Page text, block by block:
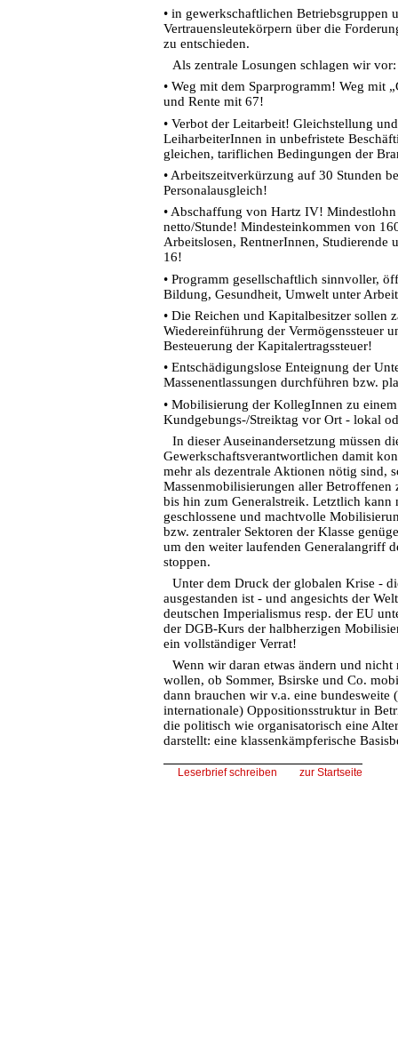
• in gewerkschaftlichen Betriebsgruppen
Vertrauensleutekörpern über die
zu entschieden.
Als zentrale Losungen schlagen wir vor:
• Weg mit dem Sparprogramm! Weg mit
und Rente mit 67!
• Verbot der Leitarbeit! Gleichstellung
LeiharbeiterInnen in unbefristete
gleichen, tariflichen Bedingungen der
• Arbeitszeitverkürzung auf 30 Stunden
Personalausgleich!
• Abschaffung von Hartz IV!
netto/Stunde! Mindesteinkommen von
Arbeitslosen, RentnerInnen, Studierende
16!
• Programm gesellschaftlich sinnvoller,
Bildung, Gesundheit, Umwelt unter
• Die Reichen und Kapitalbesitzer sollen
Wiedereinführung der Vermögenssteuer
Besteuerung der Kapitalertragssteuer!
• Entschädigungslose Enteignung der
Massenentlassungen durchführen bzw.
• Mobilisierung der KollegInnen zu
Kundgebungs-/Streiktag vor Ort - lokal
In dieser Auseinandersetzung müssen
Gewerkschaftsverantwortlichen damit
mehr als dezentrale Aktionen nötig sind,
Massenmobilisierungen aller
bis hin zum Generalstreik. Letztlich kann
geschlossene und machtvolle
bzw. zentraler Sektoren der Klasse
um den weiter laufenden Generalangriff
stoppen.
Unter dem Druck der globalen Krise -
ausgestanden ist - und angesichts der
deutschen Imperialismus resp. der EU
der DGB-Kurs der halbherzigen
ein vollständiger Verrat!
Wenn wir daran etwas ändern und nicht
wollen, ob Sommer, Bsirske und Co.
dann brauchen wir v.a. eine bundesweite
internationale) Oppositionsstruktur in
die politisch wie organisatorisch eine
darstellt: eine klassenkämpferische
Leserbrief schreiben zur Startseite